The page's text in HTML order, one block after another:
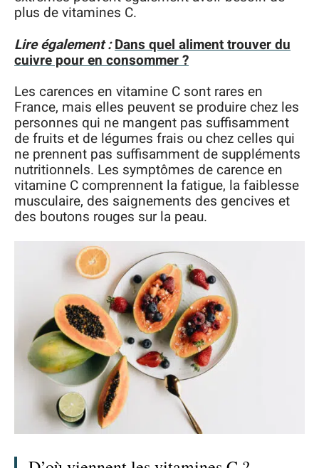
plus de vitamines C.
Lire également : Dans quel aliment trouver du
cuivre pour en consommer ?
Les carences en vitamine C sont rares en
France, mais elles peuvent se produire chez les
personnes qui ne mangent pas suffisamment
de fruits et de légumes frais ou chez celles qui
ne prennent pas suffisamment de suppléments
nutritionnels. Les symptômes de carence en
vitamine C comprennent la fatigue, la faiblesse
musculaire, des saignements des gencives et
des boutons rouges sur la peau.